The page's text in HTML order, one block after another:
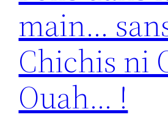
main…
Chichis ni
Ouah… !